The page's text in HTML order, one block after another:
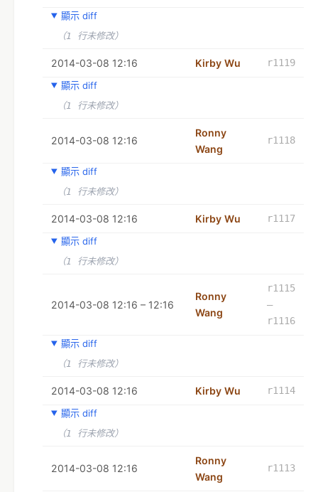
顯示 diff
（1 行未修改）
2014-03-08 12:16 Kirby Wu
r1119
顯示 diff
（1 行未修改）
2014-03-08 12:16
Ronny
Wang
r1118
顯示 diff
（1 行未修改）
2014-03-08 12:16 Kirby Wu
r1117
顯示 diff
（1 行未修改）
2014-03-08 12:16 – 12:16
Ronny
Wang
r1115
–
r1116
顯示 diff
（1 行未修改）
2014-03-08 12:16 Kirby Wu
r1114
顯示 diff
（1 行未修改）
2014-03-08 12:16
Ronny
Wang
r1113